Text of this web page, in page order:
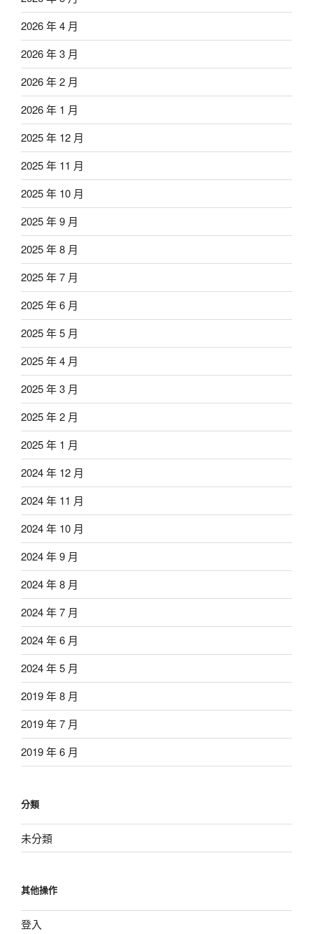
2026 年 4 月
2026 年 3 月
2026 年 2 月
2026 年 1 月
2025 年 12 月
2025 年 11 月
2025 年 10 月
2025 年 9 月
2025 年 8 月
2025 年 7 月
2025 年 6 月
2025 年 5 月
2025 年 4 月
2025 年 3 月
2025 年 2 月
2025 年 1 月
2024 年 12 月
2024 年 11 月
2024 年 10 月
2024 年 9 月
2024 年 8 月
2024 年 7 月
2024 年 6 月
2024 年 5 月
2019 年 8 月
2019 年 7 月
2019 年 6 月
分類
未分類
其他操作
登入